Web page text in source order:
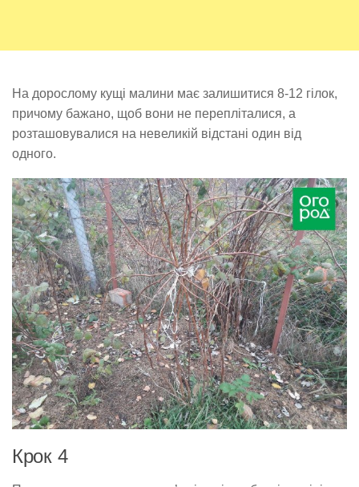
На дорослому кущі малини має залишитися 8-12 гілок,
причому бажано, щоб вони не перепліталися, а
розташовувалися на невеликій відстані один від
одного.
Крок 4